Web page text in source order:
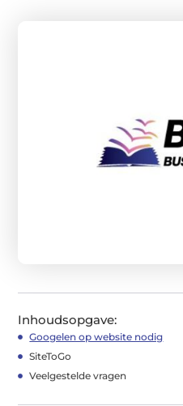
Inhoudsopgave:
Googelen op website nodig
SiteToGo
Veelgestelde vragen